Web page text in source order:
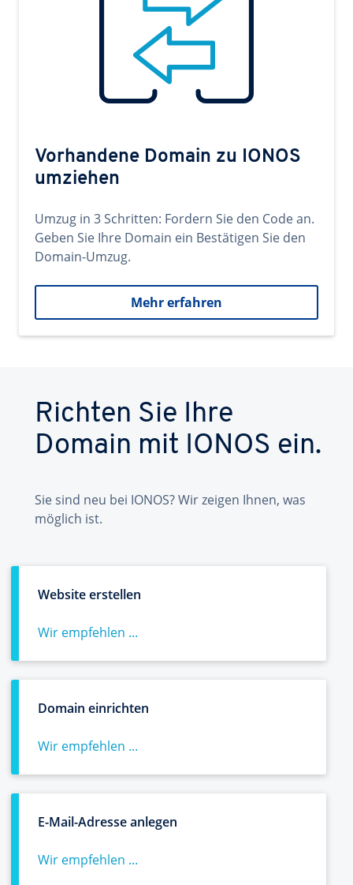
Vorhandene Domain zu IONOS
umziehen
Umzug in 3 Schritten: Fordern Sie den Code an.
Geben Sie Ihre Domain ein Bestätigen Sie den
Domain-Umzug.
Mehr erfahren
Richten Sie Ihre
Domain mit IONOS ein.
Sie sind neu bei IONOS? Wir zeigen Ihnen, was
möglich ist.
Website erstellen
Wir empfehlen ...
Domain einrichten
Wir empfehlen ...
E-Mail-Adresse anlegen
Wir empfehlen ...